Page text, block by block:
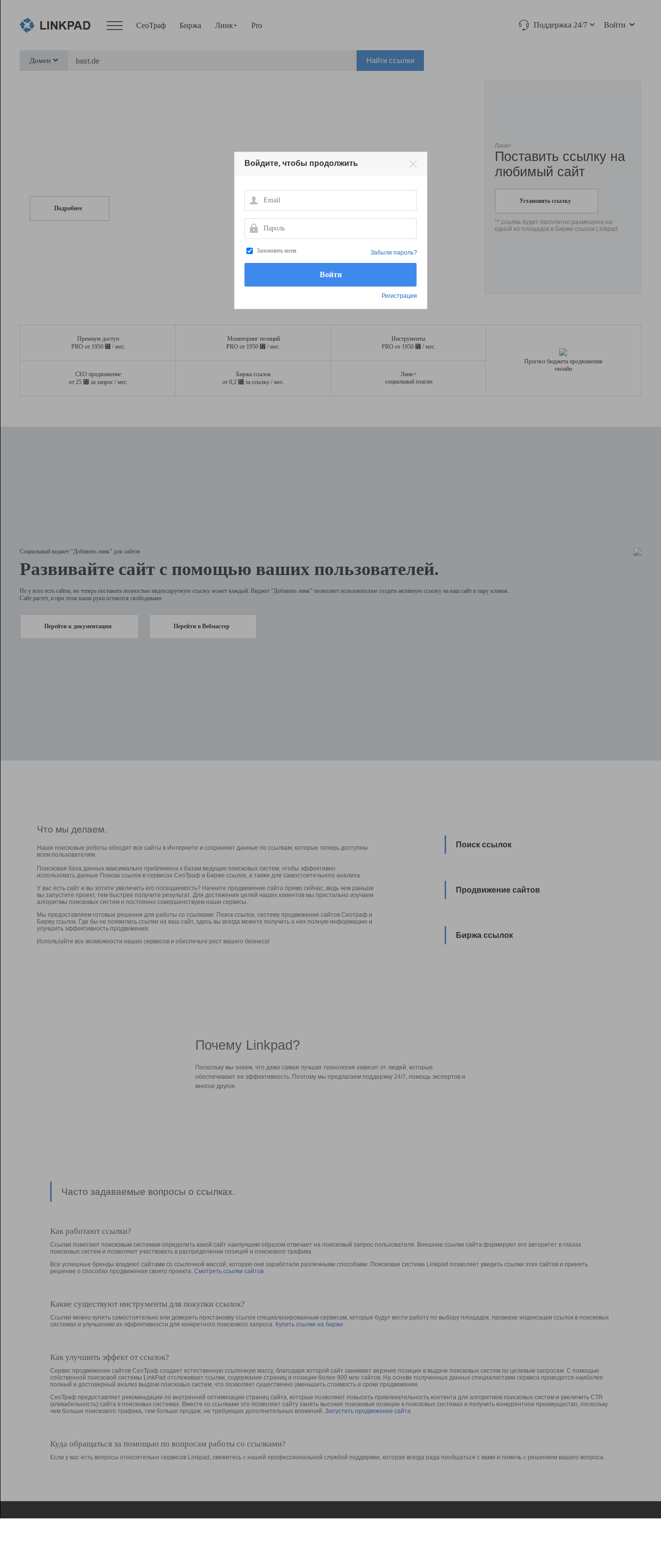
СеоТраф Биржа Линк+ Pro Поддержка 24/7 Войти
Домен Найти ссылки
Подробнее
Линк+
Поставить ссылку на
любимый сайт
Установить ссылку
** ссылка будет бесплатно размещена на
одной из площадок в Бирже ссылок Linkpad
Премиум доступ
PRO от 1950 ⃏ / мес.
Мониторинг позиций
PRO от 1950 ⃏ / мес.
Инструменты
PRO от 1950 ⃏ / мес.
СЕО продвижение
от 25 ⃏ за запрос / мес.
Биржа ссылок
от 0,2 ⃏ за ссылку / мес.
Линк+
социальный плагин
Прогноз бюджета продвижения
онлайн
Социальный виджет "Добавить линк" для сайтов
Развивайте сайт с помощью ваших пользователей.
Не у всех есть сайты, но теперь поставить полностью индексируемую ссылку может каждый. Виджет “Добавить линк” позволяет пользователям создать активную ссылку на ваш сайт в пару кликов.
Сайт растет, и при этом ваши руки остаются свободными.
Перейти к документации Перейти в Вебмастер
Что мы делаем.
Наши поисковые роботы обходят все сайты в Интернете и сохраняют данные по ссылкам, которые теперь доступны
всем пользователям.
Поисковая база данных максимально приближена к базам ведущих поисковых систем, чтобы эффективно
использовать данные Поиска ссылок в сервисах СеоТраф и Бирже ссылок, а также для самостоятельного анализа.
У вас есть сайт и вы хотите увеличить его посещаемость? Начните продвижение сайта прямо сейчас, ведь чем раньше
вы запустите проект, тем быстрее получите результат. Для достижения целей наших клиентов мы пристально изучаем
алгоритмы поисковых систем и постоянно совершенствуем наши сервисы.
Мы предоставляем готовые решения для работы со ссылками: Поиск ссылок, систему продвижения сайтов Сеотраф и
Биржу ссылок. Где бы не появились ссылки на ваш сайт, здесь вы всегда можете получить о них полную информацию и
улучшить эффективность продвижения.
Используйте все возможности наших сервисов и обеспечьте рост вашего бизнеса!
Поиск ссылок
Продвижение сайтов
Биржа ссылок
Почему Linkpad?
Поскольку мы знаем, что даже самая лучшая технология зависит от людей, которые
обеспечивают ее эффективность. Поэтому мы предлагаем поддержку 24/7, помощь экспертов и
многое другое.
Часто задаваемые вопросы о ссылках.
Как работают ссылки?
Ссылки помогают поисковым системам определить какой сайт наилучшим образом отвечает на поисковый запрос пользователя. Внешние ссылки сайта формируют его авторитет в глазах
поисковых систем и позволяют участвовать в раcпределении позиций и поискового трафика.
Все успешные бренды владеют сайтами со ссылочной массой, которую они заработали различными способами. Поисковая система Linkpad позволяет увидеть ссылки этих сайтов и принять
решение о способах продвижения своего проекта. Смотреть ссылки сайтов
Какие существуют инструменты для покупки ссылок?
Ссылки можно купить самостоятельно или доверить простановку ссылок специализированным сервисам, которые будут вести работу по выбору площадок, проверке индексации ссылок в поисковых
системах и улучшению их эффективности для конкретного поискового запроса. Купить ссылки на бирже
Как улучшить эффект от ссылок?
Сервис продвижения сайтов СеоТраф создает естественную ссылочную массу, благодаря которой сайт занимает верхние позиции в выдаче поисковых систем по целевым запросам. С помощью
собственной поисковой системы LinkPad отслеживает ссылки, содержание страниц и позиции более 900 млн сайтов. На основе полученных данных специалистами сервиса проводится наиболее
полный и достоверный анализ выдачи поисковых систем, что позволяет существенно уменьшить стоимость и сроки продвижения.
СеоТраф предоставляет рекомендации по внутренней оптимизации страниц сайта, которые позволяют повысить привлекательность контента для алгоритмов поисковых систем и увеличить CTR
(кликабельность) сайта в поисковых системах. Вместе со ссылками это позволяет сайту занять высокие поисковые позиции в поисковых системах и получить конкурентное преимущество, поскольку
чем больше поискового трафика, тем больше продаж, не требующих дополнительных вложений. Запустить продвижение сайта
Куда обращаться за помощью по вопросам работы со ссылками?
Если у вас есть вопросы относительно сервисов Linkpad, свяжитесь с нашей профессиональной службой поддержки, которая всегда рада пообщаться с вами и помочь с решением вашего вопроса.
Войдите, чтобы продолжить
Email
Пароль
Запомнить меня
Регистрация
Забыли пароль?